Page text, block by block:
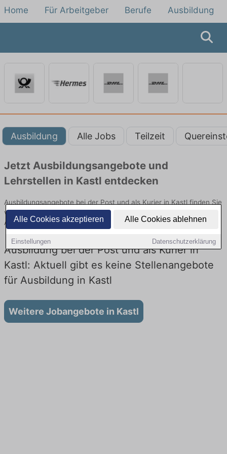
Alle Cookies akzeptieren Alle Cookies ablehnen
Einstellungen Datenschutzerklärung
Home Für Arbeitgeber Berufe Ausbildung
Ausbildung Alle Jobs Teilzeit
Jetzt Ausbildungsangebote und
Lehrstellen in Kastl entdecken
Ausbildungsangebote bei der Post und als Kurier in Kastl finden Sie
von namhaften Firmen. Entdecken Sie freie Optionen von Top-
Arbeitgebern und bewerben Sie sich noch heute.
Ausbildung bei der Post und als Kurier in
Kastl: Aktuell gibt es keine Stellenangebote
für Ausbildung in Kastl
Weitere Jobangebote in Kastl